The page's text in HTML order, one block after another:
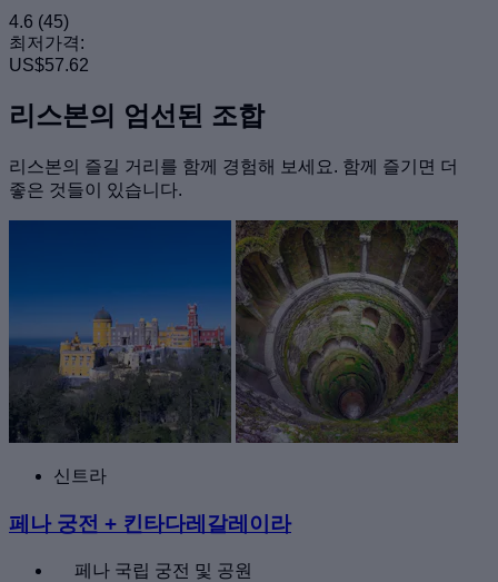
4.6 (45)
최저가격:
US$57.62
리스본의 엄선된 조합
리스본의 즐길 거리를 함께 경험해 보세요. 함께 즐기면 더
좋은 것들이 있습니다.
신트라
페나 궁전 + 킨타다레갈레이라
페나 국립 궁전 및 공원